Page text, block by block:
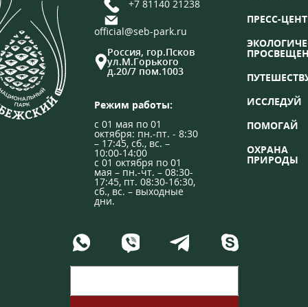
+7 81140 21238
official@seb-park.ru
Россия, гор.Псков
ул.М.Горького
д.20/7 пом.1003
Режим работы:
с 01 мая по 01
октября: пн.-пт. - 8:30
– 17:45, сб., вс. –
10:00-14:00
с 01 октября по 01
мая – пн.-чт. – 08:30-
17:45, пт. 08:30-16:30,
сб., вс. – выходные
дни.
ПРЕСС-
ИССЛЕДУЙ
ПОМОГАЙ
ОХРАНА
ПРИРОДЫ